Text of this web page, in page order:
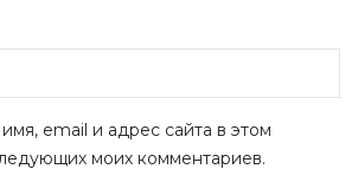
email и адрес сайта в этом
моих комментариев.